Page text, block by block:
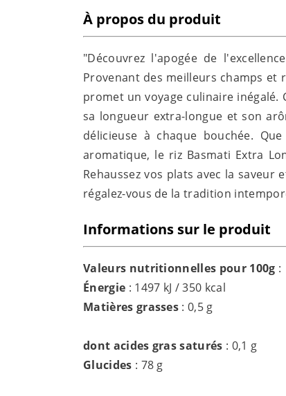
À propos du produit
"Découvrez l'apogée de
Provenant des meilleurs champs et
promet un voyage culinaire
sa longueur extra-longue et son
délicieuse à chaque bouchée.
aromatique, le riz Basmati Extra
Rehaussez vos plats avec la
régalez-vous de la tradition
Informations sur le produit
Valeurs nutritionnelles pour 100g :
Énergie : 1497 kJ / 350 kcal
Matières grasses : 0,5 g
dont acides gras saturés : 0,1 g
Glucides : 78 g